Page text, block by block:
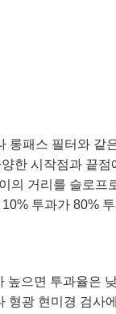
롱패스 필터와 같
한 시작점과 끝점
의 거리를 슬로프
투과가 80%
높으면 투과율은
형광 현미경 검사